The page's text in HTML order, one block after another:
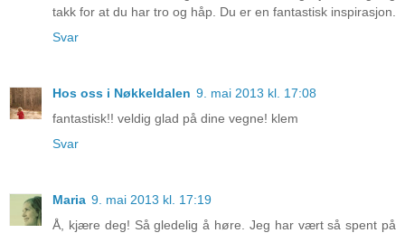
takk for at du har tro og håp. Du er en fantastisk inspirasjon.
Svar
Hos oss i Nøkkeldalen 9. mai 2013 kl. 17:08
fantastisk!! veldig glad på dine vegne! klem
Svar
Maria 9. mai 2013 kl. 17:19
Å, kjære deg! Så gledelig å høre. Jeg har vært så spent på